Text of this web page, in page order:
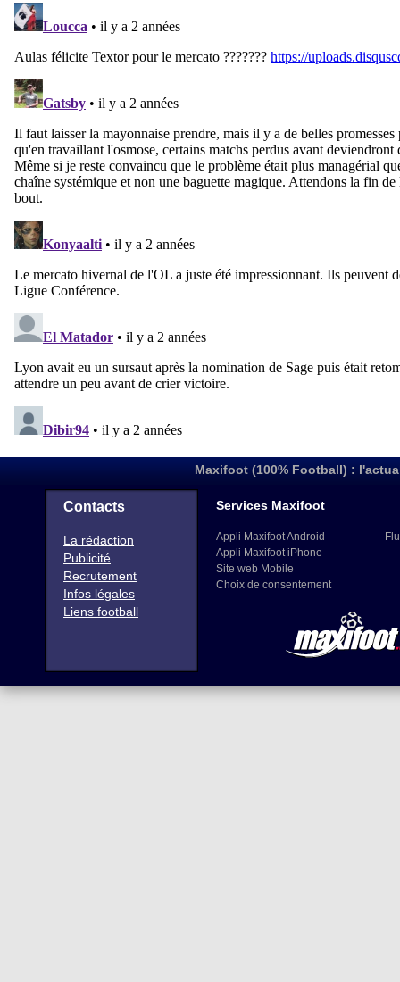
Maxifoot (100% Football) :
Contacts
La rédaction
Publicité
Recrutement
Infos légales
Liens football
Services Maxifoot
Appli Maxifoot Android
Appli Maxifoot iPhone
Site web Mobile
Choix de consentement